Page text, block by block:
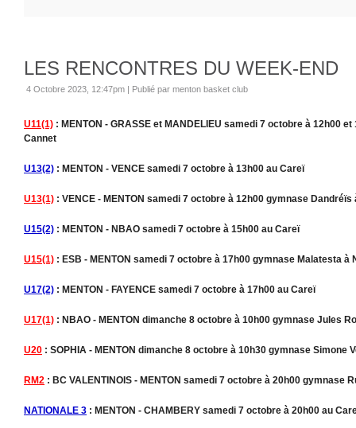
LES RENCONTRES DU WEEK-END
4 Octobre 2023, 12:47pm | Publié par menton basket club
U11(1) : MENTON - GRASSE et MANDELIEU samedi 7 octobre à 12h00
Cannet
U13(2) : MENTON - VENCE samedi 7 octobre à 13h00 au Careï
U13(1) : VENCE - MENTON samedi 7 octobre à 12h00 gymnase Dandréïs
U15(2) : MENTON - NBAO samedi 7 octobre à 15h00 au Careï
U15(1) : ESB - MENTON samedi 7 octobre à 17h00 gymnase Malatesta à
U17(2) : MENTON - FAYENCE samedi 7 octobre à 17h00 au Careï
U17(1) : NBAO - MENTON dimanche 8 octobre à 10h00 gymnase Jules
U20 : SOPHIA - MENTON dimanche 8 octobre à 10h30 gymnase Simone
RM2 : BC VALENTINOIS - MENTON samedi 7 octobre à 20h00 gymnase
NATIONALE 3 : MENTON - CHAMBERY samedi 7 octobre à 20h00 au